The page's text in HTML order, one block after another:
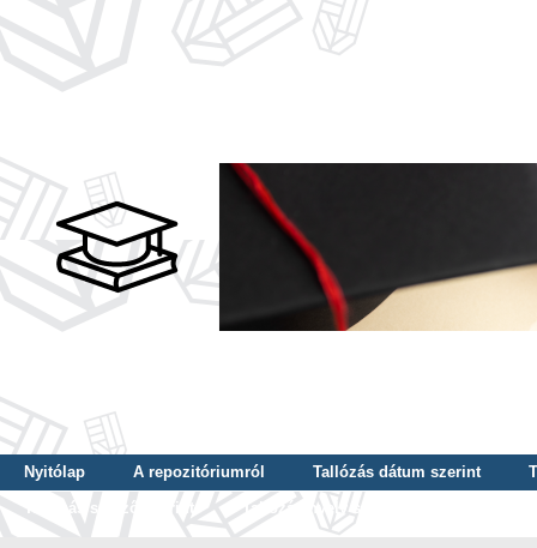
Nyitólap A repozitóriumról Tallózás dátum szerint
Tallózás szerző szerint
Tallózás nyelv szerint